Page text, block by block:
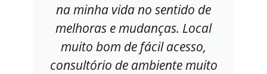
na minha vida no sentido de
melhoras e mudanças. Local
muito bom de fácil acesso,
consultório de ambiente muito